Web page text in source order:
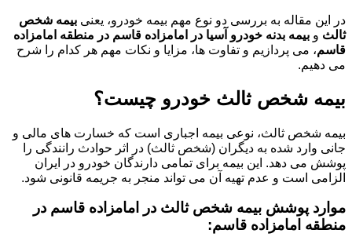
در این مقاله به بررسی دو نوع مهم بیمه خودرو، یعنی بیمه شخص
ثالث و بیمه بدنه خودرو آسیا در امامزاده قاسم در منطقه امامزاده
قاسم، می پردازیم و تفاوت ها، مزایا و نکات مهم هر کدام را شرح
می دهیم.
بیمه شخص ثالث خودرو چیست؟
بیمه شخص ثالث، نوعی بیمه اجباری است که خسارت های مالی و
جانی وارد شده به دیگران (شخص ثالث) در اثر حوادث رانندگی را
پوشش می دهد. این بیمه برای تمامی دارندگان خودرو در ایران
الزامی است و عدم تهیه آن می تواند منجر به جریمه قانونی شود.
موارد پوشش بیمه شخص ثالث در امامزاده قاسم در
منطقه امامزاده قاسم: